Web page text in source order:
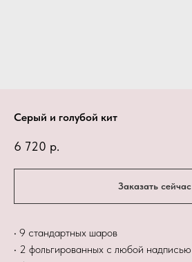
Серый и голубой кит
6 720 р.
Заказать сейчас
• 9 стандартных шаров
• 2 фольгированных с любой надписью